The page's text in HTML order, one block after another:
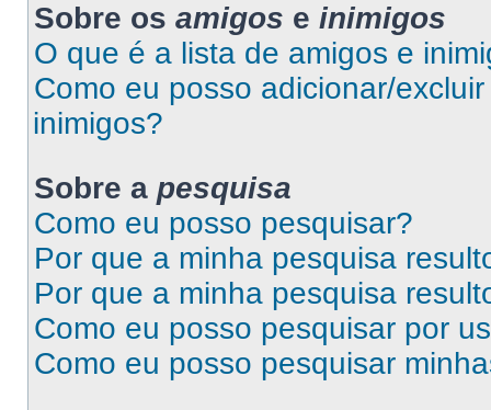
Sobre os amigos e inimigos
O que é a lista de amigos e
Como eu posso adicionar/
inimigos?
Sobre a pesquisa
Como eu posso pesquisar?
Por que a minha pesquisa
Por que a minha pesquisa
Como eu posso pesquisar por
Como eu posso pesquisar